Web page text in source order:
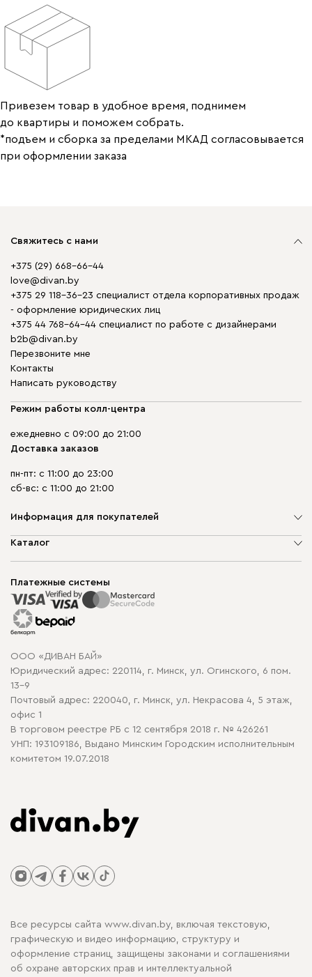
Привезем товар в удобное время, поднимем
до квартиры и поможем собрать.
*подъем и сборка за пределами МКАД согласовывается
при оформлении заказа
Свяжитесь с нами
+375 (29) 668-66-44
love@divan.by
+375 29 118-36-23 специалист отдела корпоративных продаж
- оформление юридических лиц
+375 44 768-64-44 специалист по работе с дизайнерами
b2b@divan.by
Перезвоните мне
Контакты
Написать руководству
Режим работы колл-центра
ежедневно с 09:00 до 21:00
Доставка заказов
пн-пт: с 11:00 до 23:00
сб-вс: с 11:00 до 21:00
Информация для покупателей
О компании
Способы оплаты
Рассрочка и кредит
Гарантия
Карта сайта
Политика конфиденциальности
Политика в отношении обработки cookie
Каталог
Корпусная мебель
Распродажа мебели
Платежные системы
ООО «ДИВАН БАЙ»
Юридический адрес: 220114, г. Минск, ул. Огинского, 6 пом.
13-9
Почтовый адрес: 220040, г. Минск, ул. Некрасова 4, 5 этаж,
офис 1
В торговом реестре РБ с 12 сентября 2018 г. № 426261
УНП: 193109186, Выдано Минским Городским исполнительным
комитетом 19.07.2018
Все ресурсы сайта www.divan.by, включая текстовую,
графическую и видео информацию, структуру и
оформление страниц, защищены законами и соглашениями
об охране авторских прав и интеллектуальной